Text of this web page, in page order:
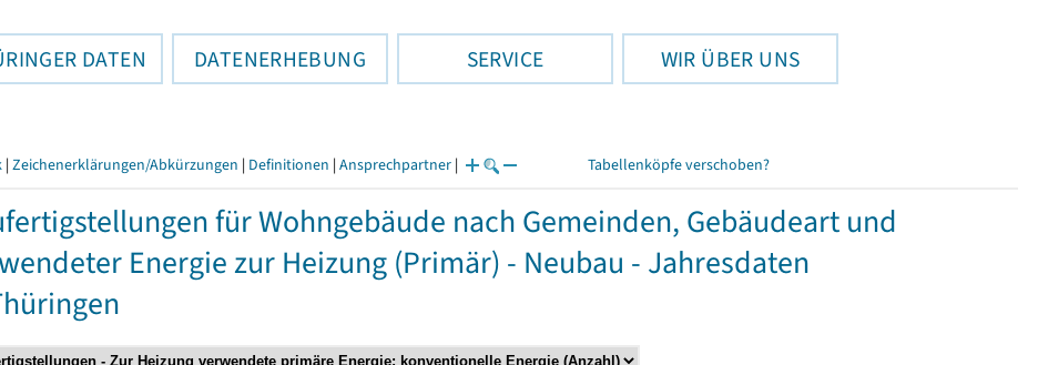
DATEN DATENERHEBUNG SERVICE WIR ÜBER UNS
| Zeichenerklärungen/Abkürzungen | Definitionen | Ansprechpartner | Tabellenköpfe verschoben?
für Wohngebäude nach Gemeinden, Gebäudeart und
Energie zur Heizung (Primär) - Neubau - Jahresdaten